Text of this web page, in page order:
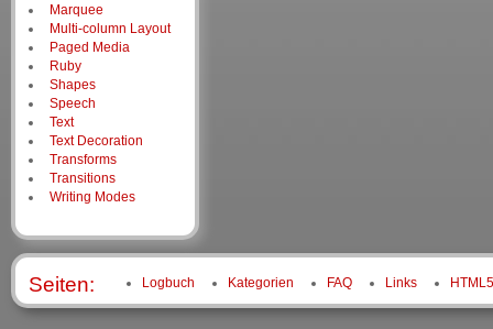
Marquee
Multi-column Layout
Paged Media
Ruby
Shapes
Speech
Text
Text Decoration
Transforms
Transitions
Writing Modes
Seiten: Logbuch Kategorien FAQ Links